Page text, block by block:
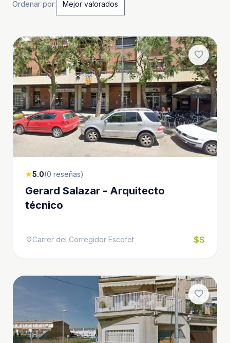
Ordenar por:
favorite
star5.0(0 reseñas)
Gerard Salazar - Arquitecto
técnico
location_onCarrer del Corregidor Escofet $$
favorite